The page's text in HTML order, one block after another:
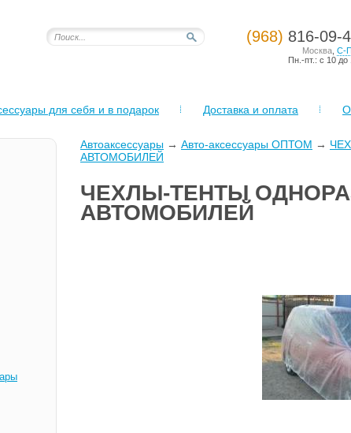
(968) 816-09-
Москва С-
Пн.-пт.: с 10 до
для себя и в подарок Доставка и оплата О
Автоаксессуары → Авто-аксессуары ОПТОМ →
АВТОМОБИЛЕЙ
ЧЕХЛЫ-ТЕНТЫ
АВТОМОБИЛЕЙ